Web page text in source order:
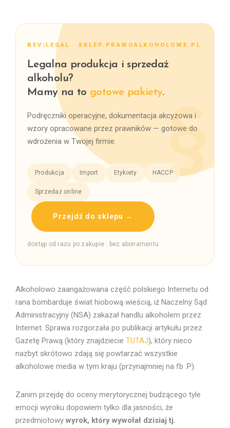
BEV|LEGAL · SKLEP.PRAWOALKOHOLOWE.PL
Legalna produkcja i sprzedaż
alkoholu?
Mamy na to gotowe pakiety.
Podręczniki operacyjne, dokumentacja akcyzowa i
wzory opracowane przez prawników — gotowe do
wdrożenia w Twojej firmie.
Produkcja Import Etykiety HACCP
Sprzedaż online
Przejdź do sklepu →
dostęp od razu po zakupie · bez abonamentu
Alkoholowo zaangażowana część polskiego Internetu od
rana bombarduje świat hiobową wieścią, iż Naczelny Sąd
Administracyjny (NSA) zakazał handlu alkoholem przez
Internet. Sprawa rozgorzała po publikacji artykułu przez
Gazetę Prawą (który znajdziecie TUTAJ), który nieco
nazbyt skrótowo zdają się powtarzać wszystkie
alkoholowe media w tym kraju (przynajmniej na fb :P).
Zanim przejdę do oceny merytorycznej budzącego tyle
emocji wyroku dopowiem tylko dla jasności, że
przedmiotowy wyrok, który wywołał dzisiaj tj.